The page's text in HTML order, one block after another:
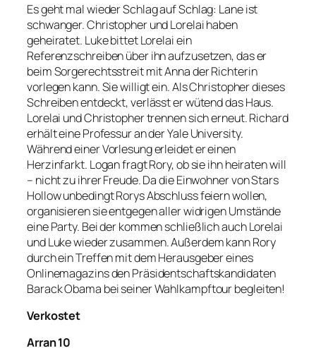
Es geht mal wieder Schlag auf Schlag: Lane ist
schwanger. Christopher und Lorelai haben
geheiratet. Luke bittet Lorelai ein
Referenzschreiben über ihn aufzusetzen, das er
beim Sorgerechtsstreit mit Anna der Richterin
vorlegen kann. Sie willigt ein. Als Christopher dieses
Schreiben entdeckt, verlässt er wütend das Haus.
Lorelai und Christopher trennen sich erneut. Richard
erhält eine Professur an der Yale University.
Während einer Vorlesung erleidet er einen
Herzinfarkt. Logan fragt Rory, ob sie ihn heiraten will
– nicht zu ihrer Freude. Da die Einwohner von Stars
Hollow unbedingt Rorys Abschluss feiern wollen,
organisieren sie entgegen aller widrigen Umstände
eine Party. Bei der kommen schließlich auch Lorelai
und Luke wieder zusammen. Außerdem kann Rory
durch ein Treffen mit dem Herausgeber eines
Onlinemagazins den Präsidentschaftskandidaten
Barack Obama bei seiner Wahlkampftour begleiten!
Verkostet
Arran 10